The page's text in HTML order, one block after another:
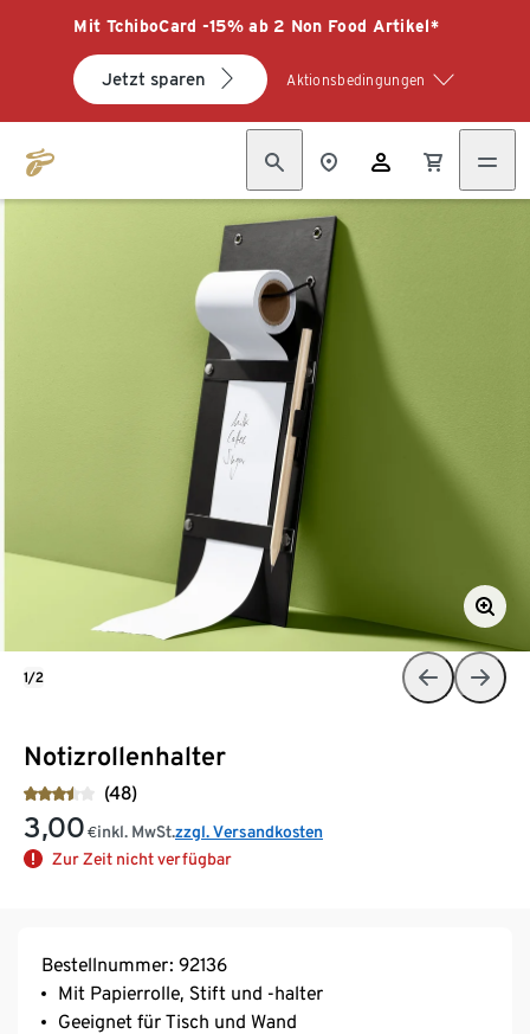
Mit TchiboCard -15% ab 2 Non Food Artikel*
Jetzt sparen Aktionsbedingungen
Notizrollenhalter
(48)
3,00 €inkl. MwSt.zzgl. Versandkosten
Zur Zeit nicht verfügbar
1/2
Bestellnummer: 92136
Mit Papierrolle, Stift und -halter
Geeignet für Tisch und Wand